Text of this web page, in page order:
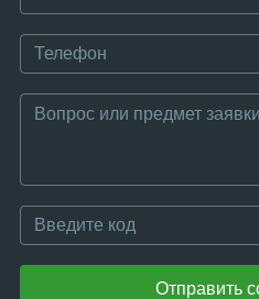
Отправить